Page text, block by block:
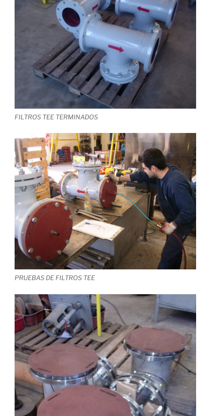
FILTROS TEE TERMINADOS
PRUEBAS DE FILTROS TEE